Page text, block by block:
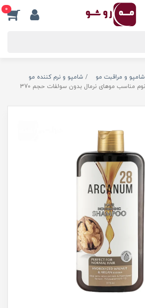
0
شامپو و مراقبت مو
شامپو و نرم کننده مو
شامپو گردو و آرگان آرکانوم مناسب موهای نرمال بدون سولفات حجم 370